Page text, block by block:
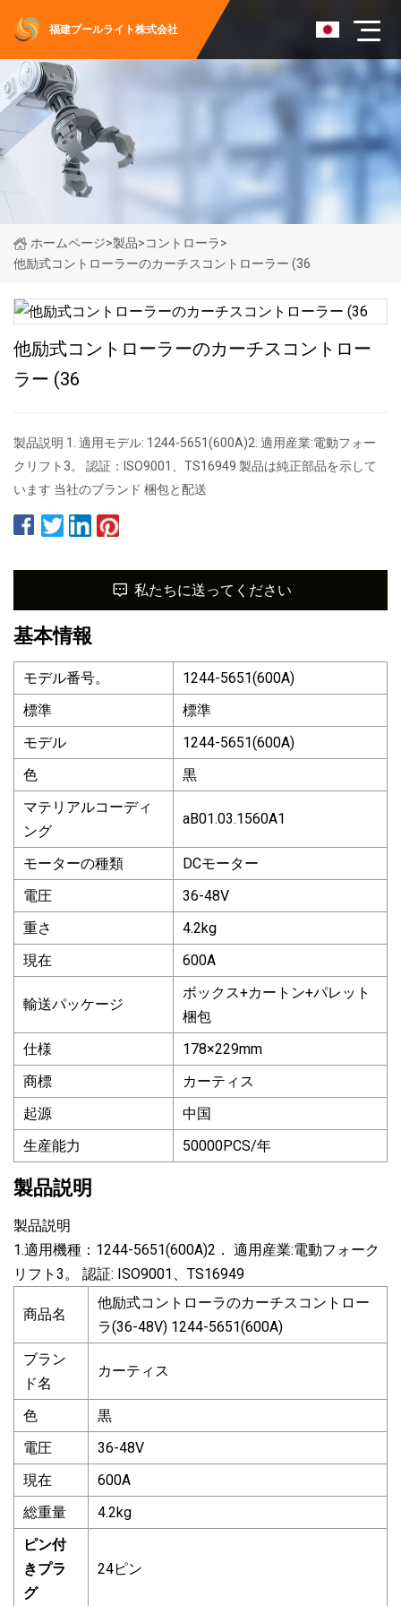
福建プールライト株式会社
ホームページ>製品>コントローラ>
他励式コントローラーのカーチスコントローラー (36
他励式コントローラーのカーチスコントロー
ラー (36
製品説明 1. 適用モデル: 1244-5651(600A)2. 適用産業:電動フォー
クリフト3。 認証：ISO9001、TS16949 製品は純正部品を示して
います 当社のブランド 梱包と配送
私たちに送ってください
基本情報
モデル番号。
1244-5651(600A)
標準
標準
モデル
1244-5651(600A)
色
黒
マテリアルコーディ
ング
aB01.03.1560A1
モーターの種類
DCモーター
電圧
36-48V
重さ
4.2kg
現在
600A
輸送パッケージ
ボックス+カートン+パレット
梱包
仕様
178×229mm
商標
カーティス
起源
中国
生産能力
50000PCS/年
製品説明
製品説明
1.適用機種：1244-5651(600A)2． 適用産業:電動フォーク
リフト3。 認証: ISO9001、TS16949
商品名
他励式コントローラのカーチスコントロー
ラ(36-48V) 1244-5651(600A)
ブラン
ド名
カーティス
色
黒
電圧
36-48V
現在
600A
総重量
4.2kg
ピン付
きプラ
グ
24ピン